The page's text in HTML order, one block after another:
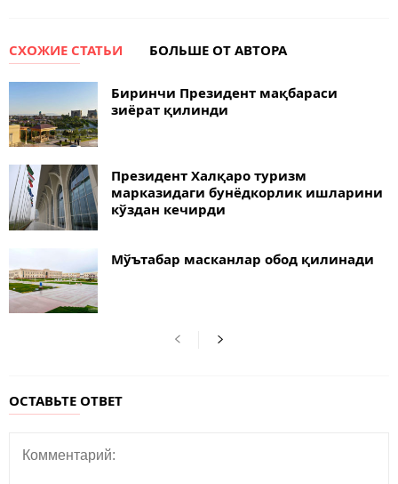
СХОЖИЕ СТАТЬИ БОЛЬШЕ ОТ АВТОРА
Биринчи Президент мақбараси
зиёрат қилинди
Президент Халқаро туризм
марказидаги бунёдкорлик ишларини
кўздан кечирди
Мўътабар масканлар обод қилинади
ОСТАВЬТЕ ОТВЕТ